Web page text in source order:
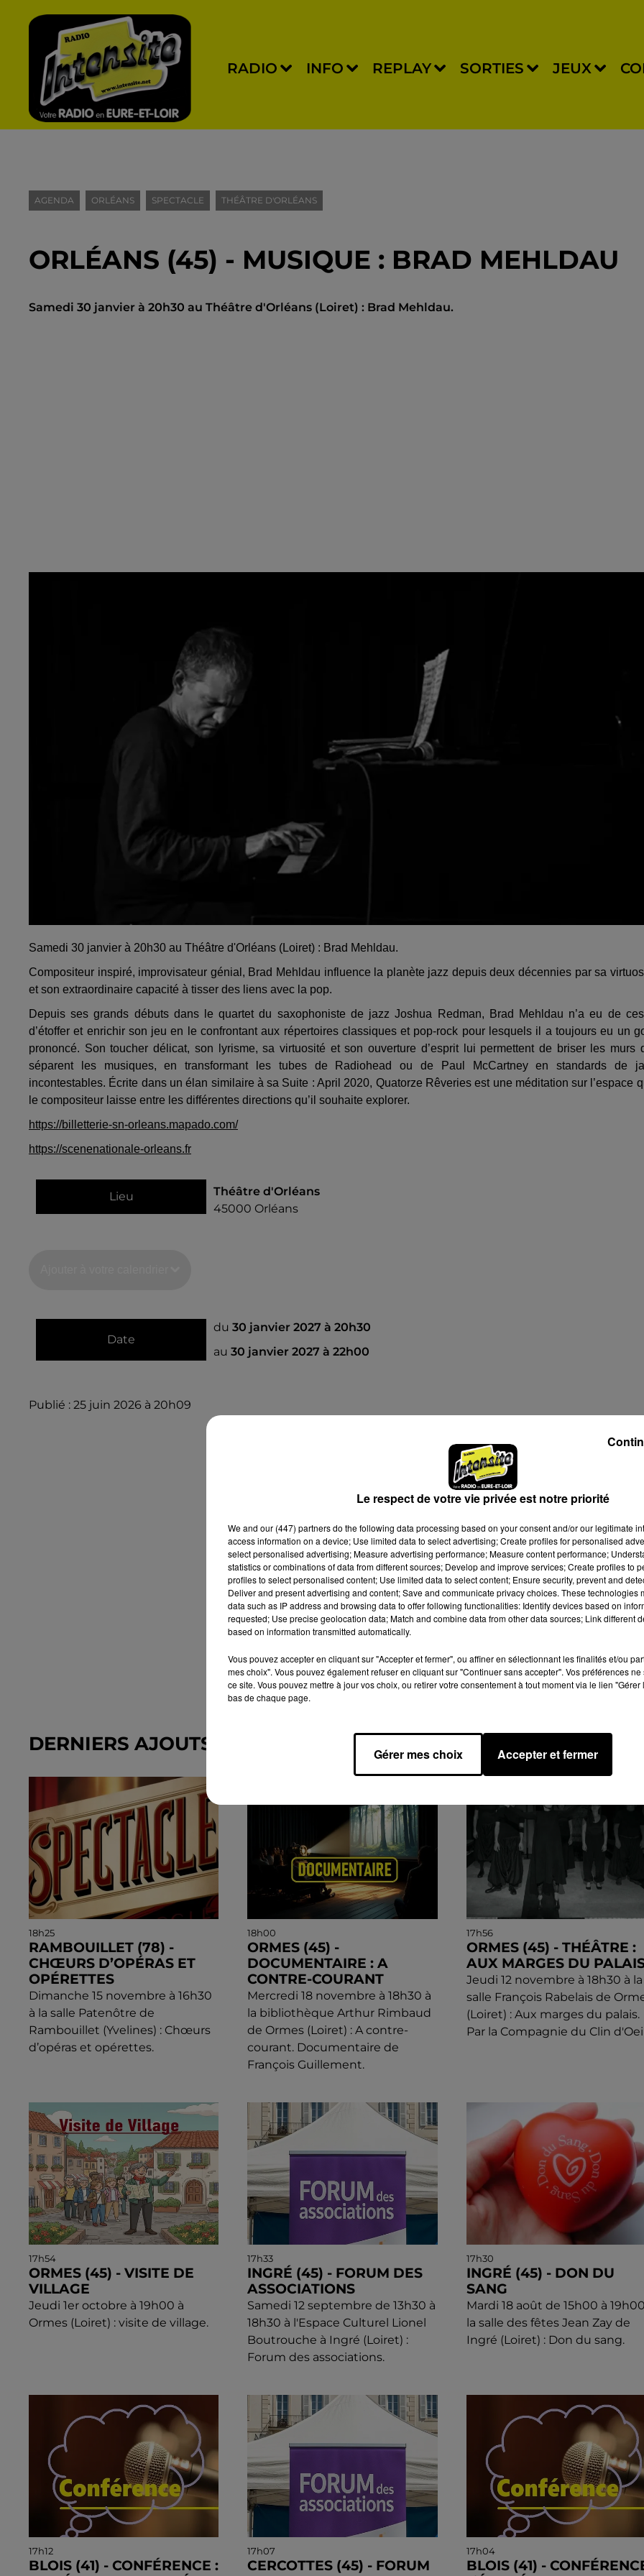
RADIO INFO REPLAY SORTIES JEUX
AGENDA ORLÉANS SPECTACLE THÉÂTRE D'ORLÉANS
ORLÉANS (45) - MUSIQUE : BRAD MEHLDAU
Samedi 30 janvier à 20h30 au Théâtre d'Orléans (Loiret) : Brad Mehldau.
Samedi 30 janvier à 20h30 au Théâtre d'Orléans (Loiret) : Brad Mehldau.
Compositeur inspiré, improvisateur génial, Brad Mehldau influence la planète jazz depuis deux décennies par sa
et son extraordinaire capacité à tisser des liens avec la pop.
Depuis ses grands débuts dans le quartet du saxophoniste de jazz Joshua Redman, Brad Mehldau n’a eu de
d’étoffer et enrichir son jeu en le confrontant aux répertoires classiques et pop-rock pour lesquels il a toujours eu un
prononcé. Son toucher délicat, son lyrisme, sa virtuosité et son ouverture d’esprit lui permettent de briser les murs
séparent les musiques, en transformant les tubes de Radiohead ou de Paul McCartney en standards de
incontestables. Écrite dans un élan similaire à sa Suite : April 2020, Quatorze Rêveries est une méditation sur l’espace
le compositeur laisse entre les différentes directions qu’il souhaite explorer.
https://billetterie-sn-orleans.mapado.com/
https://scenenationale-orleans.fr
Lieu
Théâtre d'Orléans
45000 Orléans
Date
du30 janvier 2027 à 20h30
au30 janvier 2027 à 22h00
Publié : 25 juin 2026 à 20h09
DERNIERS AJOUTS DANS L'AGENDA
18h25
RAMBOUILLET (78) -
CHŒURS D’OPÉRAS ET
OPÉRETTES
Dimanche 15 novembre à 16h30
à la salle Patenôtre de
Rambouillet (Yvelines) : Chœurs
d’opéras et opérettes.
18h00
ORMES (45) -
DOCUMENTAIRE : A
CONTRE-COURANT
Mercredi 18 novembre à 18h30 à
la bibliothèque Arthur Rimbaud
de Ormes (Loiret) : A contre-
courant. Documentaire de
François Guillement.
17h56
ORMES (45) - THÉÂTRE :
AUX MARGES DU
Jeudi 12 novembre à 18h30 à la
salle François Rabelais de
(Loiret) : Aux marges du palais.
Par la Compagnie du Clin
17h54
ORMES (45) - VISITE DE
VILLAGE
Jeudi 1er octobre à 19h00 à
Ormes (Loiret) : visite de village.
17h33
INGRÉ (45) - FORUM DES
ASSOCIATIONS
Samedi 12 septembre de 13h30 à
18h30 à l'Espace Culturel Lionel
Boutrouche à Ingré (Loiret) :
Forum des associations.
17h30
INGRÉ (45) - DON DU
SANG
Mardi 18 août de 15h00 à
la salle des fêtes Jean Zay de
Ingré (Loiret) : Don du sang.
17h12
BLOIS (41) - CONFÉRENCE :
17h07
CERCOTTES (45) - FORUM
17h04
BLOIS (41) -
Le respect de votre vie privée est notre priorité
We and our (447) partnersdo the following data processing based on your consent and/or our legitimate
access information on a device; Use limited data to select advertising; Create profiles for personalised
select personalised advertising; Measure advertising performance; Measure content performance;
statistics or combinations of data from different sources; Develop and improve services; Create profiles to
profiles to select personalised content; Use limited data to select content; Ensure security, prevent and
Deliver and present advertising and content; Save and communicate privacy choices. These technologies
data such as IP address and browsing data to offer following functionalities: Identify devices based on
requested; Use precise geolocation data; Match and combine data from other data sources; Link different
based on information transmitted automatically.
Vous pouvez accepter en cliquant sur "Accepter et fermer", ou affiner en sélectionnant les finalités et/ou
mes choix". Vous pouvez également refuser en cliquant sur "Continuer sans accepter". Vos préférences
ce site. Vous pouvez mettre à jour vos choix, ou retirer votre consentement à tout moment via le lien
bas de chaque page.
Gérer mes choix Accepter et fermer